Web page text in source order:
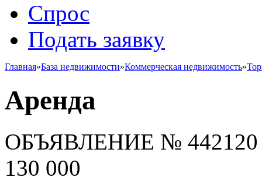
Спрос
Подать заявку
Главная»База недвижимости»Коммерческая недвижимость»
Аренда
ОБЪЯВЛЕНИЕ № 442120
130 000